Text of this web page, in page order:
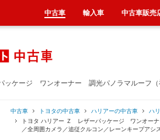
ッケージ ワンオーナー 調光パノラマルーフ（
中古車 トヨタの中古車 ハリアーの中古車
ハ
トヨタ ハリアー Ｚ レザーパッケージ ワンオーナ
／全周囲カメラ／追従クルコン／レーンキープア
中古車 輸入車 中古車販売